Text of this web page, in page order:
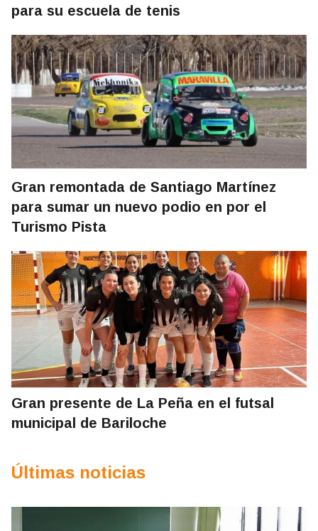
para su escuela de tenis
Gran remontada de Santiago Martínez
para sumar un nuevo podio en por el
Turismo Pista
Gran presente de La Peña en el futsal
municipal de Bariloche
Últimas noticias